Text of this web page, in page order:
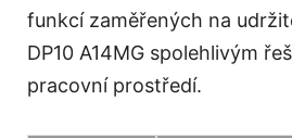
funkcí zaměřených na
DP10 A14MG spolehlivým
pracovní prostředí.